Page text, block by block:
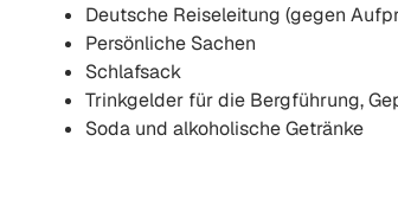
Deutsche Reiseleitung (gegen
Persönliche Sachen
Schlafsack
Trinkgelder für die Bergführung,
Soda und alkoholische Getränke